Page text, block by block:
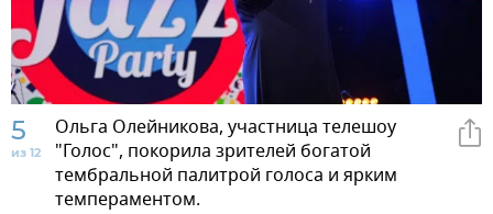
5
из 12
Ольга Олейникова, участница телешоу
"Голос", покорила зрителей богатой
тембральной палитрой голоса и ярким
темпераментом.